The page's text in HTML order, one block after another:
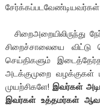
சேர்க்கப்படவேண்டியவர்கள்
சிறைஅறையிலிருந்து
சிறைச்சாலையை
செய்திகளும்
அடக்குமுறை வழக்குகள்
முயற்சிகளே!இவர்கள்
இவர்கள் உத்தமர்கள்